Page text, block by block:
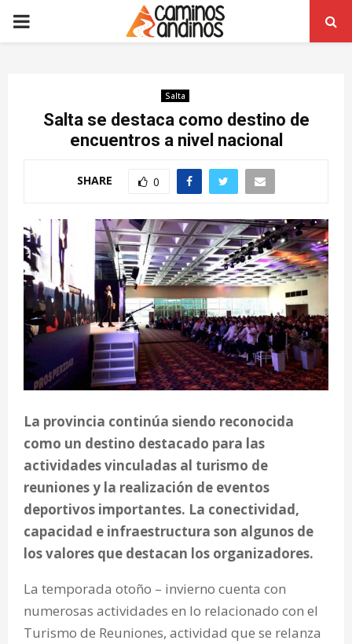
PRIMARY
Salta
Salta se destaca como destino de
encuentros a nivel nacional
SHARE 0
La provincia continúa siendo reconocida
como un destino destacado para las
actividades vinculadas al turismo de
reuniones y la realización de eventos
deportivos importantes. La conectividad,
capacidad e infraestructura son algunos de
los valores que destacan los organizadores.
La temporada otoño – invierno cuenta con
numerosas actividades en lo relacionado con el
Turismo de Reuniones, actividad que se relanza